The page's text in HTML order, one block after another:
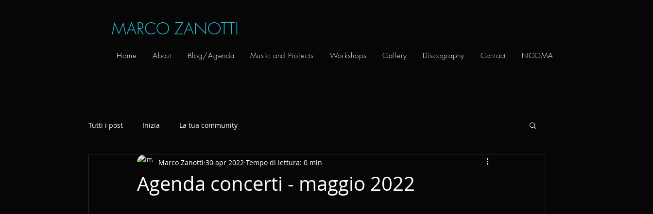
MARCO ZANOTTI
Home About Blog/Agenda Music and Projects Workshops Gallery Discography Contact NGOMA
Tutti i post Inizia La tua community
Agenda concerti - maggio 2022
Marco Zanotti 30 apr 2022 Tempo di lettura: 0 min